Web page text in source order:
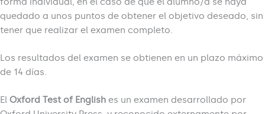
quedado a unos puntos de obtener el objetivo deseado, sin
tener que realizar el examen completo.
Los resultados del examen se obtienen en un plazo máximo
de 14 días.
El Oxford Test of English es un examen desarrollado por